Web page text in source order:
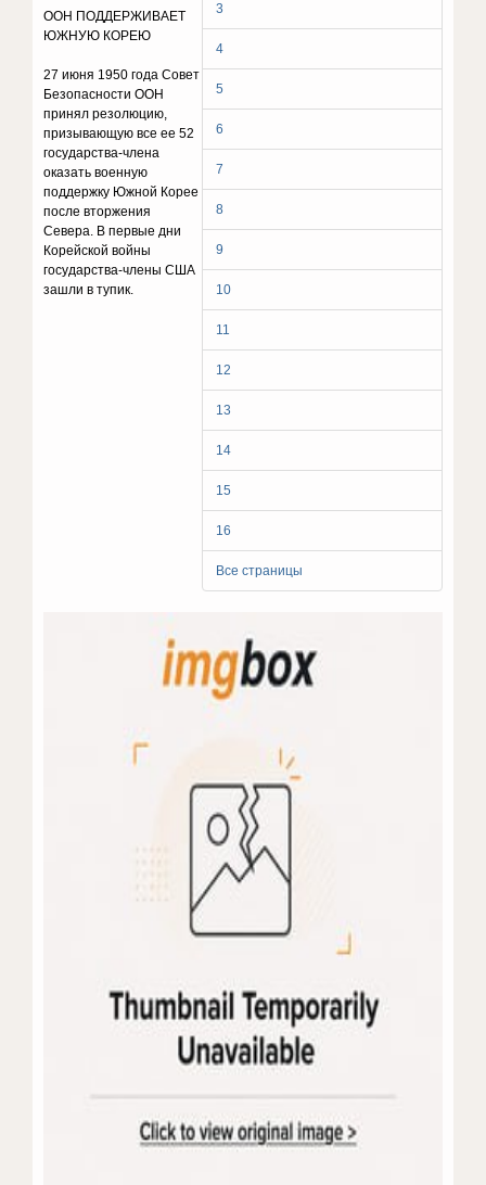
3
4
5
6
7
8
9
10
11
12
13
14
15
16
Все страницы
ООН ПОДДЕРЖИВАЕТ
ЮЖНУЮ КОРЕЮ
27 июня 1950 года Совет
Безопасности ООН
принял резолюцию,
призывающую все ее 52
государства-члена
оказать военную
поддержку Южной Корее
после вторжения
Севера. В первые дни
Корейской войны
государства-члены США
зашли в тупик.